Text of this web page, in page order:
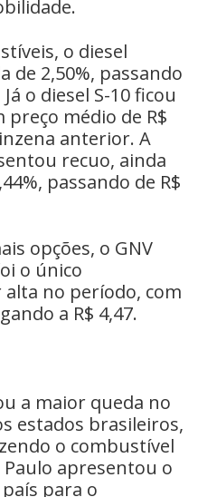
o diesel
de 2,50%, passando
o diesel S-10 ficou
preço médio de R$
anterior. A
recuo, ainda
passando de R$
opções, o GNV
o único
no período, com
a R$ 4,47.
a maior queda no
estados brasileiros,
o combustível
Paulo apresentou o
para o